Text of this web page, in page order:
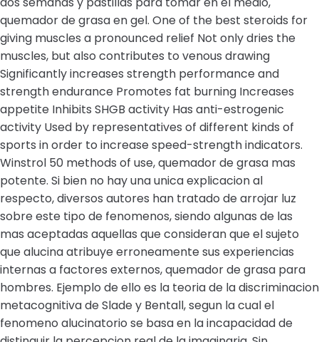
quemador de grasa en gel. One of the best steroids for
giving muscles a pronounced relief Not only dries the
muscles, but also contributes to venous drawing
Significantly increases strength performance and
strength endurance Promotes fat burning Increases
appetite Inhibits SHGB activity Has anti-estrogenic
activity Used by representatives of different kinds of
sports in order to increase speed-strength indicators.
Winstrol 50 methods of use, quemador de grasa mas
potente. Si bien no hay una unica explicacion al
respecto, diversos autores han tratado de arrojar luz
sobre este tipo de fenomenos, siendo algunas de las
mas aceptadas aquellas que consideran que el sujeto
que alucina atribuye erroneamente sus experiencias
internas a factores externos, quemador de grasa para
hombres. Ejemplo de ello es la teoria de la discriminacion
metacognitiva de Slade y Bentall, segun la cual el
fenomeno alucinatorio se basa en la incapacidad de